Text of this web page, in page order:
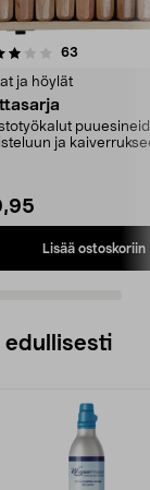
63
ja höylät
ja
Lisää ostoskoriin
4.0 viidestä
edullisesti